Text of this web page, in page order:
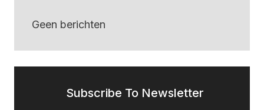
Geen berichten
Subscribe To Newsletter